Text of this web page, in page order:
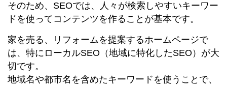
そのため、SEOでは、人々が検索しやすいキーワー
ドを使ってコンテンツを作ることが基本です。
家を売る、リフォームを提案するホームページで
は、特にローカルSEO（地域に特化したSEO）が大
切です。
地域名や都市名を含めたキーワードを使うことで、